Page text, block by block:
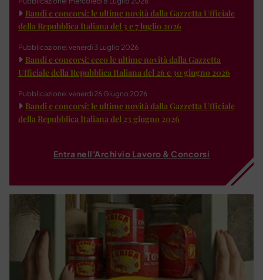
Bandi e concorsi: le ultime novità dalla Gazzetta Ufficiale
della Repubblica Italiana del 3 e 7 luglio 2026
Pubblicazione: venerdì 3 Luglio 2026
Bandi e concorsi: ecco le ultime novità dalla Gazzetta
Ufficiale della Repubblica Italiana del 26 e 30 giugno 2026
Pubblicazione: venerdì 26 Giugno 2026
Bandi e concorsi: le ultime novità dalla Gazzetta Ufficiale
della Repubblica Italiana del 23 giugno 2026
Entra nell'Archivio Lavoro & Concorsi